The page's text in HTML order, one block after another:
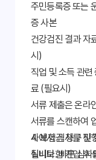
주민등록증 또는
증 사본
건강검진 결과 자
시)
직업 및 소득 관련
료 (필요시)
서류 제출은 온라인
서류를 스캔하여 업로드하면
사에서 심사를 진행하며, 심사 결과는 개별
됩니다. 빠른 심사를 위해 정확한 정보를 제공하는 것이 중요
4. 보험금 청구 및
실비보험 가입 후